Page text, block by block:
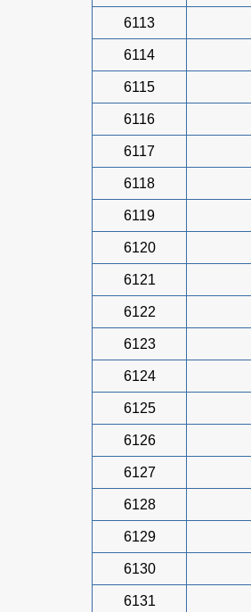
6113
6114
6115
6116
6117
6118
6119
6120
6121
6122
6123
6124
6125
6126
6127
6128
6129
6130
6131